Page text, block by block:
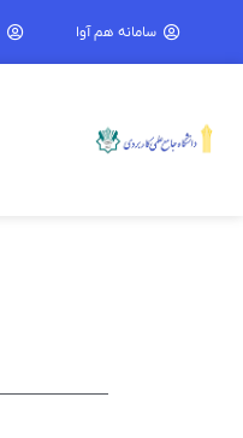
سامانه هم آوا